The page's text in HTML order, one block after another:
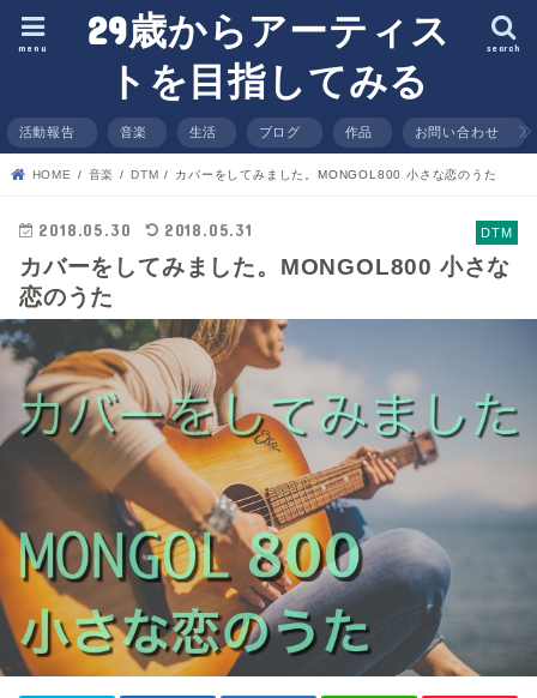
29歳からアーティス
トを目指してみる
search
menu
活動報告 音楽 生活 ブログ 作品 お問い合わせ
HOME 音楽 DTM カバーをしてみました。MONGOL800 小さな恋のうた
DTM
2018.05.30 2018.05.31
カバーをしてみました。MONGOL800 小さな
恋のうた